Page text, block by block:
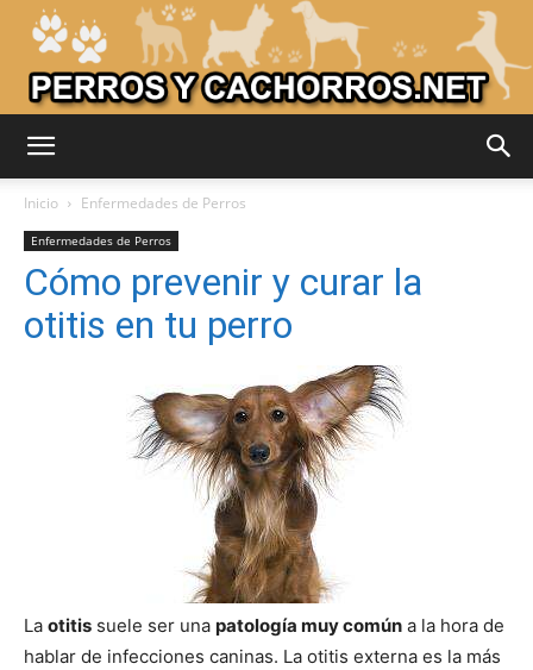
Perros
–
Razas
de
Inicio Enfermedades de Perros
Enfermedades de Perros
Cómo prevenir y curar la
otitis en tu perro
La otitis suele ser una patología muy común a la hora de
hablar de infecciones caninas. La otitis externa es la más